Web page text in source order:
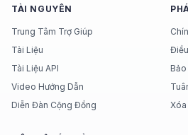
TÀI NGUYÊN
Trung Tâm Trợ Giúp
Tài Liệu
Tài Liệu API
Video Hướng Dẫn
Diễn Đàn Cộng Đồng